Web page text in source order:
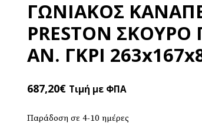
ΓΩΝΙΑΚΟΣ
PRESTON ΣΚΟΥΡΟ
ΑΝ. ΓΚΡΙ
687,20€ Τιμή με ΦΠΑ
Παράδοση σε 4-10 ημέρες